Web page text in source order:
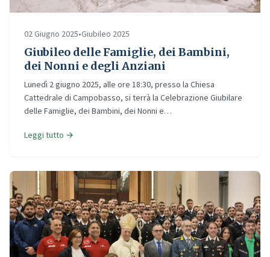
02 Giugno 2025•Giubileo 2025
Giubileo delle Famiglie, dei Bambini,
dei Nonni e degli Anziani
Lunedì 2 giugno 2025, alle ore 18:30, presso la Chiesa
Cattedrale di Campobasso, si terrà la Celebrazione Giubilare
delle Famiglie, dei Bambini, dei Nonni e…
Leggi tutto →